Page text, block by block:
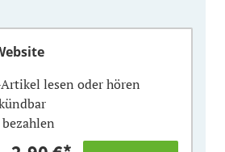
lesen oder hören